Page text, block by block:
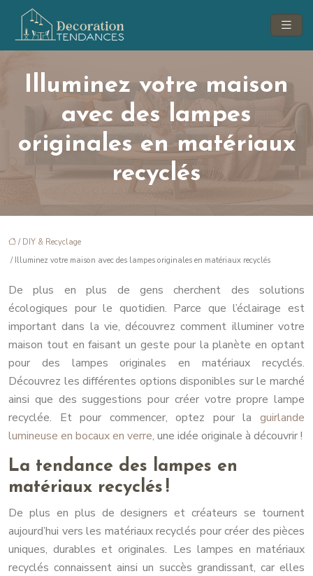
Illuminez votre maison
avec des lampes
originales en matériaux
recyclés
/ DIY & Recyclage
/ Illuminez votre maison avec des lampes originales en matériaux recyclés
De plus en plus de gens cherchent des solutions
écologiques pour le quotidien. Parce que l’éclairage est
important dans la vie, découvrez comment illuminer votre
maison tout en faisant un geste pour la planète en optant
pour des lampes originales en matériaux recyclés.
Découvrez les différentes options disponibles sur le marché
ainsi que des suggestions pour créer votre propre lampe
recyclée. Et pour commencer, optez pour la guirlande
lumineuse en bocaux en verre, une idée originale à découvrir !
La tendance des lampes en
matériaux recyclés !
De plus en plus de designers et créateurs se tournent
aujourd’hui vers les matériaux recyclés pour créer des pièces
uniques, durables et originales. Les lampes en matériaux
recyclés connaissent ainsi un succès grandissant, car elles